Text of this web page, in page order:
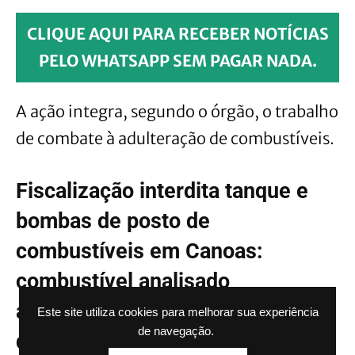
Este site utiliza cookies para melhorar sua experiência
de navegação.
CLIQUE AQUI PARA RECEBER NOTÍCIAS
PELO WHATSAPP SEM PAGAR NADA.
A ação integra, segundo o órgão, o trabalho
de combate à adulteração de combustíveis.
Fiscalização interdita tanque e
bombas de posto de
combustíveis em Canoas:
combustível analisado
apresentou característica fora
das especificações legais